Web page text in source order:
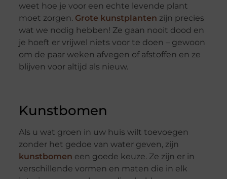
weet hoe je voor een echte levende plant
moet zorgen. Grote kunstplanten zijn precies
wat we nodig hebben! Ze gaan nooit dood en
je hoeft er vrijwel niets voor te doen – gewoon
om de paar weken afvegen of afstoffen en ze
blijven voor altijd als nieuw.
Kunstbomen
Als u wat groen in uw huis wilt toevoegen
zonder het gedoe van water geven, zijn
kunstbomen een goede keuze. Ze zijn er in
verschillende vormen en maten die in elk